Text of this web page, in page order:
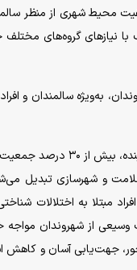
محیط شهری از منظر
نیاز‌های گروه‌های مختلف
به‌ویژه سالمندان و
ذاکرحقیقی در این سخنرانی با اشاره به روند رو به رشد جمعیت سالمندی در ایران، هشدار داد
و شهرسازی تبدیل
مبتلا به اختلالات
از شهروندان مواجه
جهت‌یابی آسان و کاهش